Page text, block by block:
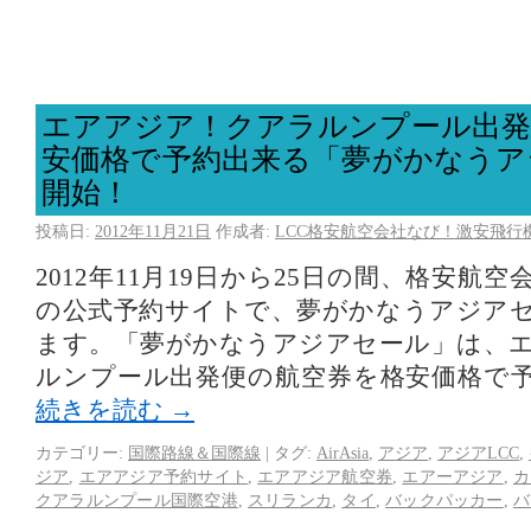
エアアジア！クアラルンプール出
安価格で予約出来る「夢がかなう
開始！
投稿日: 2012年11月21日 作成者: LCC格安航空会社なび！激安飛行
2012年11月19日から25日の間、格安航空
の公式予約サイトで、夢がかなうアジア
ます。「夢がかなうアジアセール」は、
ルンプール出発便の航空券を格安価格で
続きを読む →
カテゴリー: 国際路線＆国際線 | タグ: AirAsia アジア アジアLCC
ジア
エアアジア予約サイト エアアジア航空券 エアーアジア
クアラルンプール国際空港
スリランカ タイ バックパッカー